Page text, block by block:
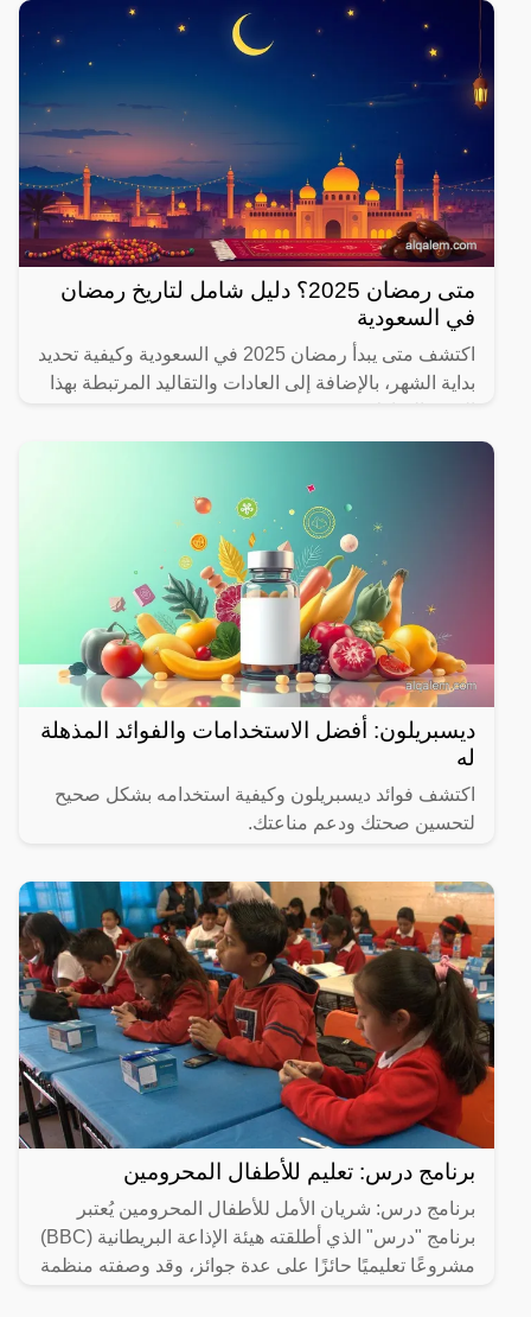
متى رمضان 2025؟ دليل شامل لتاريخ رمضان
في السعودية
اكتشف متى يبدأ رمضان 2025 في السعودية وكيفية تحديد
بداية الشهر، بالإضافة إلى العادات والتقاليد المرتبطة بهذا
ديسبريلون: أفضل الاستخدامات والفوائد المذهلة
له
اكتشف فوائد ديسبريلون وكيفية استخدامه بشكل صحيح
لتحسين صحتك ودعم مناعتك.
برنامج درس: تعليم للأطفال المحرومين
برنامج درس: شريان الأمل للأطفال المحرومين يُعتبر
برنامج "درس" الذي أطلقته هيئة الإذاعة البريطانية (BBC)
مشروعًا تعليميًا حائزًا على عدة جوائز، وقد وصفته منظمة